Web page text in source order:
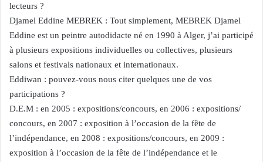
lecteurs ?
Djamel Eddine MEBREK : Tout simplement, MEBREK Djamel
Eddine est un peintre autodidacte né en 1990 à Alger, j’ai participé
à plusieurs expositions individuelles ou collectives, plusieurs
salons et festivals nationaux et internationaux.
Eddiwan : pouvez-vous nous citer quelques une de vos
participations ?
D.E.M : en 2005 : expositions/concours, en 2006 : expositions/
concours, en 2007 : exposition à l’occasion de la fête de
l’indépendance, en 2008 : expositions/concours, en 2009 :
exposition à l’occasion de la fête de l’indépendance et le